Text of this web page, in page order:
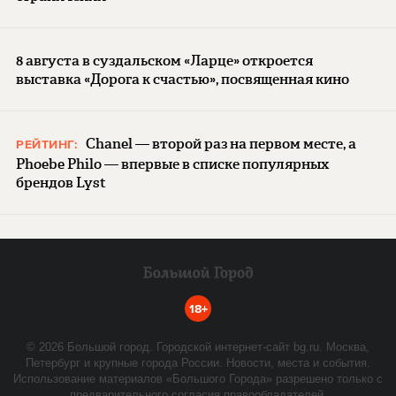
8 августа в суздальском «Ларце» откроется
выставка «Дорога к счастью», посвященная кино
РЕЙТИНГ: Chanel — второй раз на первом месте, а
Phoebe Philo — впервые в списке популярных
брендов Lyst
18+
© 2026 Большой город. Городской интернет-сайт bg.ru. Москва,
Петербург и крупные города России. Новости, места и события.
Использование материалов «Большого Города» разрешено только с